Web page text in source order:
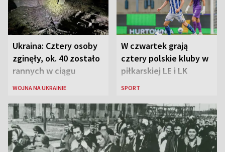
Ukraina: Cztery osoby
zginęły, ok. 40 zostało
rannych w ciągu
ostatniej doby w
WOJNA NA UKRAINIE
W czwartek grają
cztery polskie kluby w
piłkarskiej LE i LK
SPORT